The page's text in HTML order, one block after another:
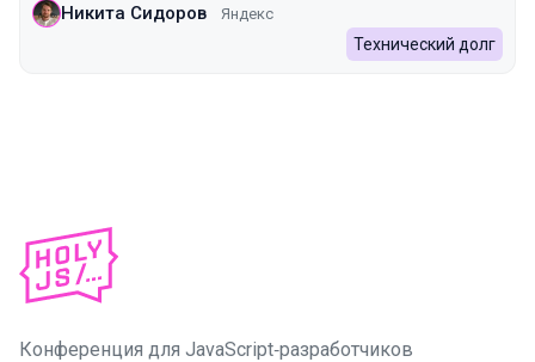
Никита Сидоров Яндекс
Технический долг
Конференция для JavaScript‑разработчиков